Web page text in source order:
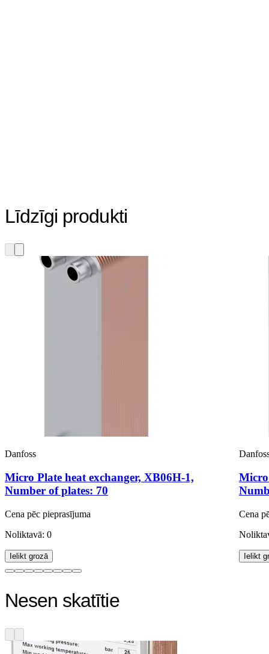
Līdzīgi produkti
Danfoss
Micro Plate heat exchanger, XB06H-1,
Number of plates: 70
Cena pēc pieprasījuma
Noliktavā: 0
Ielikt grozā
Micro
Cena
Ielikt
Nesen skatītie